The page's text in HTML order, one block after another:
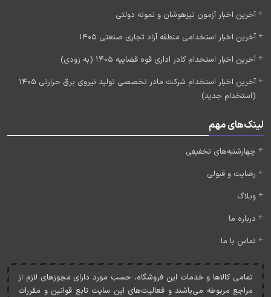
آخرین اخبار آزمون تیزهوشان و نمونه دولتی
آخرین اخبار استخدامی منطقه آزاد تجاری صنعتی 1405
آخرین اخبار استخدام کادر اداری قوه قضاییه 1405 (به زودی)
آخرین اخبار استخدام شرکت مادر تخصصی تولید نیروی برق حرارتی 1405
(استخدام جدید)
لینک‌های مهم
چهارشنبه‌های تخفیفی
رضایت و قبولی
وبلاگ
درباره ما
تماس با ما
تمامی کالاها و خدمات اين فروشگاه، حسب مورد دارای مجوزهای لازم از
مراجع مربوطه می‌باشند و فعاليت‌های اين سايت تابع قوانين و مقررات